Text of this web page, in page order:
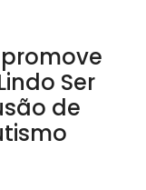
Ser
de